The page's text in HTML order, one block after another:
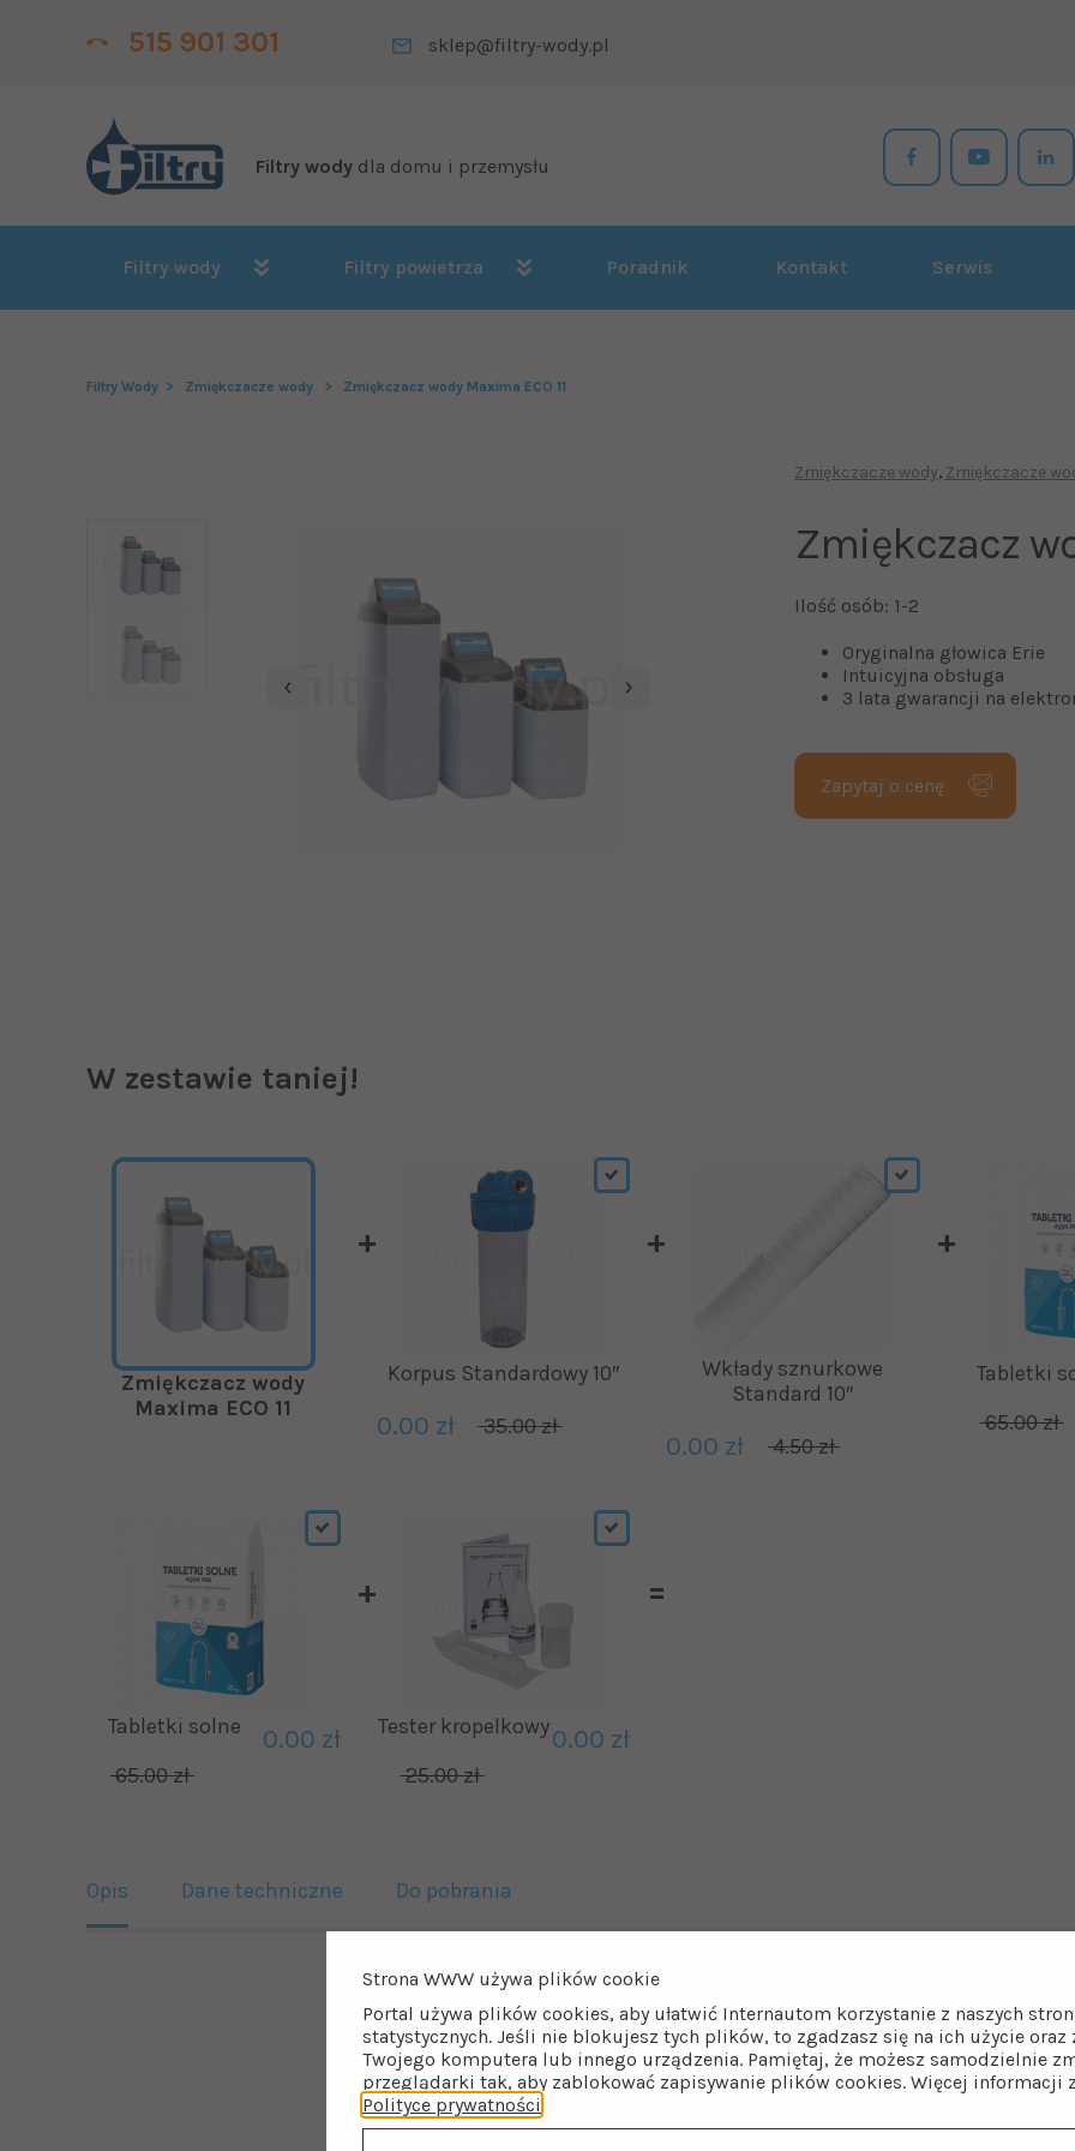
515 901 301 sklep@filtry-wody.pl
Filtry wody dla domu i przemysłu
Filtry wody Filtry powietrza Poradnik Kontakt Serwis
Filtry Wody Zmiękczacze wody Zmiękczacz wody Maxima ECO 11
Zmiękczacze wody Zmiękczacze
Zmiękczacz
Ilość osób: 1-2
Oryginalna głowica Erie
Intuicyjna obsługa
3 lata gwarancji na
Zapytaj o cenę
W zestawie taniej!
Zmiękczacz wody
Maxima ECO 11
Korpus Standardowy 10″
0.00 zł 35.00 zł
Wkłady sznurkowe
Standard 10″
0.00 zł 4.50 zł
Tabletki
65.00 zł
Tabletki solne 0.00 zł
65.00 zł
Tester kropelkowy0.00 zł
25.00 zł
Opis Dane techniczne Do pobrania
Wysokiej jakości zmiękczacz wody do domu
Dobry zmiękczacz do wody Maxima to gwarancja ekonomiczności i
wyposażone są w oryginalną głowicę Erie, pracującą w cyklu objętościowym. Do
materiały o wysokiej jakości, całkowicie bezpieczne podczas kontaktu z wodą.
żywica monosferyczna, posiadająca wysoką efektywność pracy nawet przez 12
Strona WWW używa plików cookie
Portal używa plików cookies, aby ułatwić Internautom korzystanie z naszych
statystycznych. Jeśli nie blokujesz tych plików, to zgadzasz się na ich użycie oraz
Twojego komputera lub innego urządzenia. Pamiętaj, że możesz samodzielnie
przeglądarki tak, aby zablokować zapisywanie plików cookies. Więcej informacji
Polityce prywatności